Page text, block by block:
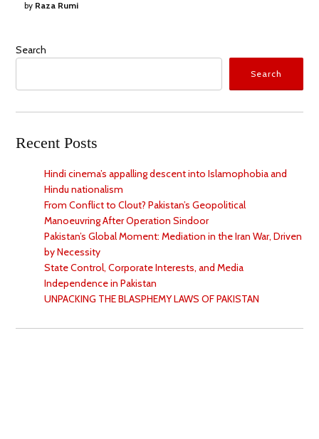
by Raza Rumi
Search
Search
Recent Posts
Hindi cinema’s appalling descent into Islamophobia and
Hindu nationalism
From Conflict to Clout? Pakistan’s Geopolitical
Manoeuvring After Operation Sindoor
Pakistan’s Global Moment: Mediation in the Iran War, Driven
by Necessity
State Control, Corporate Interests, and Media
Independence in Pakistan
UNPACKING THE BLASPHEMY LAWS OF PAKISTAN